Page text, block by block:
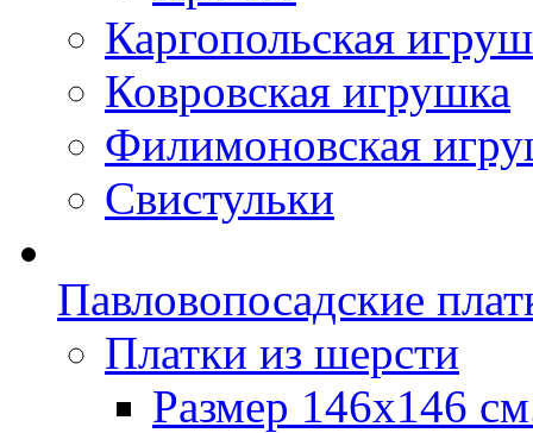
Каргопольская
Ковровская игрушка
Филимоновская
Свистульки
Павловопосадские
Платки из шерсти
Размер 146х146